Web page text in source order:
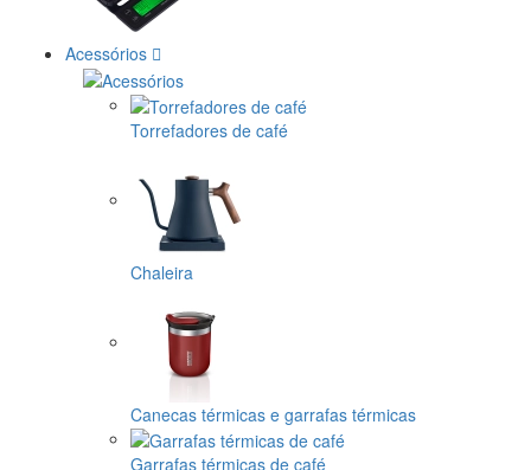
Acessórios
Torrefadores de café
Chaleira
Canecas térmicas e garrafas térmicas
Garrafas térmicas de café